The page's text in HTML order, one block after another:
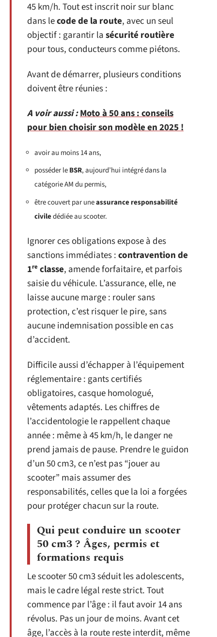
45 km/h. Tout est inscrit noir sur blanc
dans lecode de la route, avec un seul
objectif : garantir lasécurité routière
pour tous, conducteurs comme piétons.
Avant de démarrer, plusieurs conditions
doivent être réunies :
A voir aussi :Moto à 50 ans : conseils
pour bien choisir son modèle en 2025 !
avoir au moins 14 ans,
posséder leBSR, aujourd’hui intégré dans la
catégorie AM du permis,
être couvert par uneassurance responsabilité
civiledédiée au scooter.
Ignorer ces obligations expose à des
sanctions immédiates :contravention de
1ʳᵉ classe, amende forfaitaire, et parfois
saisie du véhicule. L’assurance, elle, ne
laisse aucune marge : rouler sans
protection, c’est risquer le pire, sans
aucune indemnisation possible en cas
d’accident.
Difficile aussi d’échapper à l’équipement
réglementaire : gants certifiés
obligatoires, casque homologué,
vêtements adaptés. Les chiffres de
l’accidentologie le rappellent chaque
année : même à 45 km/h, le danger ne
prend jamais de pause. Prendre le guidon
d’un 50 cm3, ce n’est pas “jouer au
scooter” mais assumer des
responsabilités, celles que la loi a forgées
pour protéger chacun sur la route.
Qui peut conduire un scooter
50 cm3 ? Âges, permis et
formations requis
Le scooter 50 cm3 séduit les adolescents,
mais le cadre légal reste strict. Tout
commence par l’âge : il faut avoir 14 ans
révolus. Pas un jour de moins. Avant cet
âge, l’accès à la route reste interdit, même